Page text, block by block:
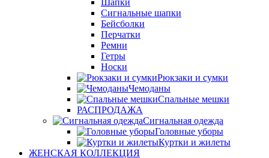
Шапки
Сигнальные шапки
Бейсболки
Перчатки
Ремни
Гетры
Носки
Рюкзаки и сумки
Чемоданы
Спальные мешки
РАСПРОДАЖА
Сигнальная одежда
Головные уборы
Куртки и жилеты
ЖЕНСКАЯ КОЛЛЕКЦИЯ